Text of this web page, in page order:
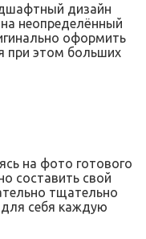
дизайн
неопределённый
оформить
при этом больших
на фото готового
составить свой
тщательно
себя каждую